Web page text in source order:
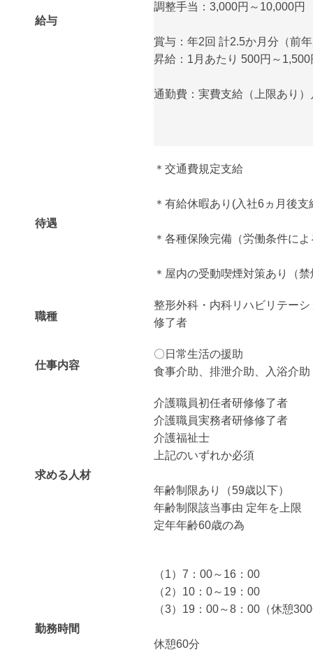
給与
調整手当：3,000円～10,000円
賞与：年2回 計2.5か月分（前
昇給：1月あたり 500円～1,500
通勤費：実費支給（上限あり
待遇
＊交通費規定支給
＊有給休暇あり(入社6ヵ月後
＊各種保険完備（労働条件によ
＊屋内の受動喫煙対策あり（禁
職種
整形外科・内科リハビリテー
修了者
仕事内容
〇日常生活の援助
食事介助、排泄介助、入浴介助
求める人材
介護職員初任者研修修了者
介護職員実務者研修修了者
介護福祉士
上記のいずれか必須
年齢制限あり（59歳以下）
年齢制限該当事由 定年を上限
定年年齢60歳の為
勤務時間
（1）7：00～16：00
（2）10：0～19：00
（3）19：00～8：00（休憩
休憩60分